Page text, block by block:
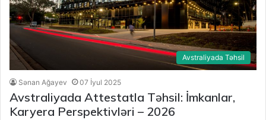
Avstraliyada Təhsil
Sənan Ağayev 07 İyul 2025
Avstraliyada Attestatla Təhsil: İmkanlar,
Karyera Perspektivləri – 2026